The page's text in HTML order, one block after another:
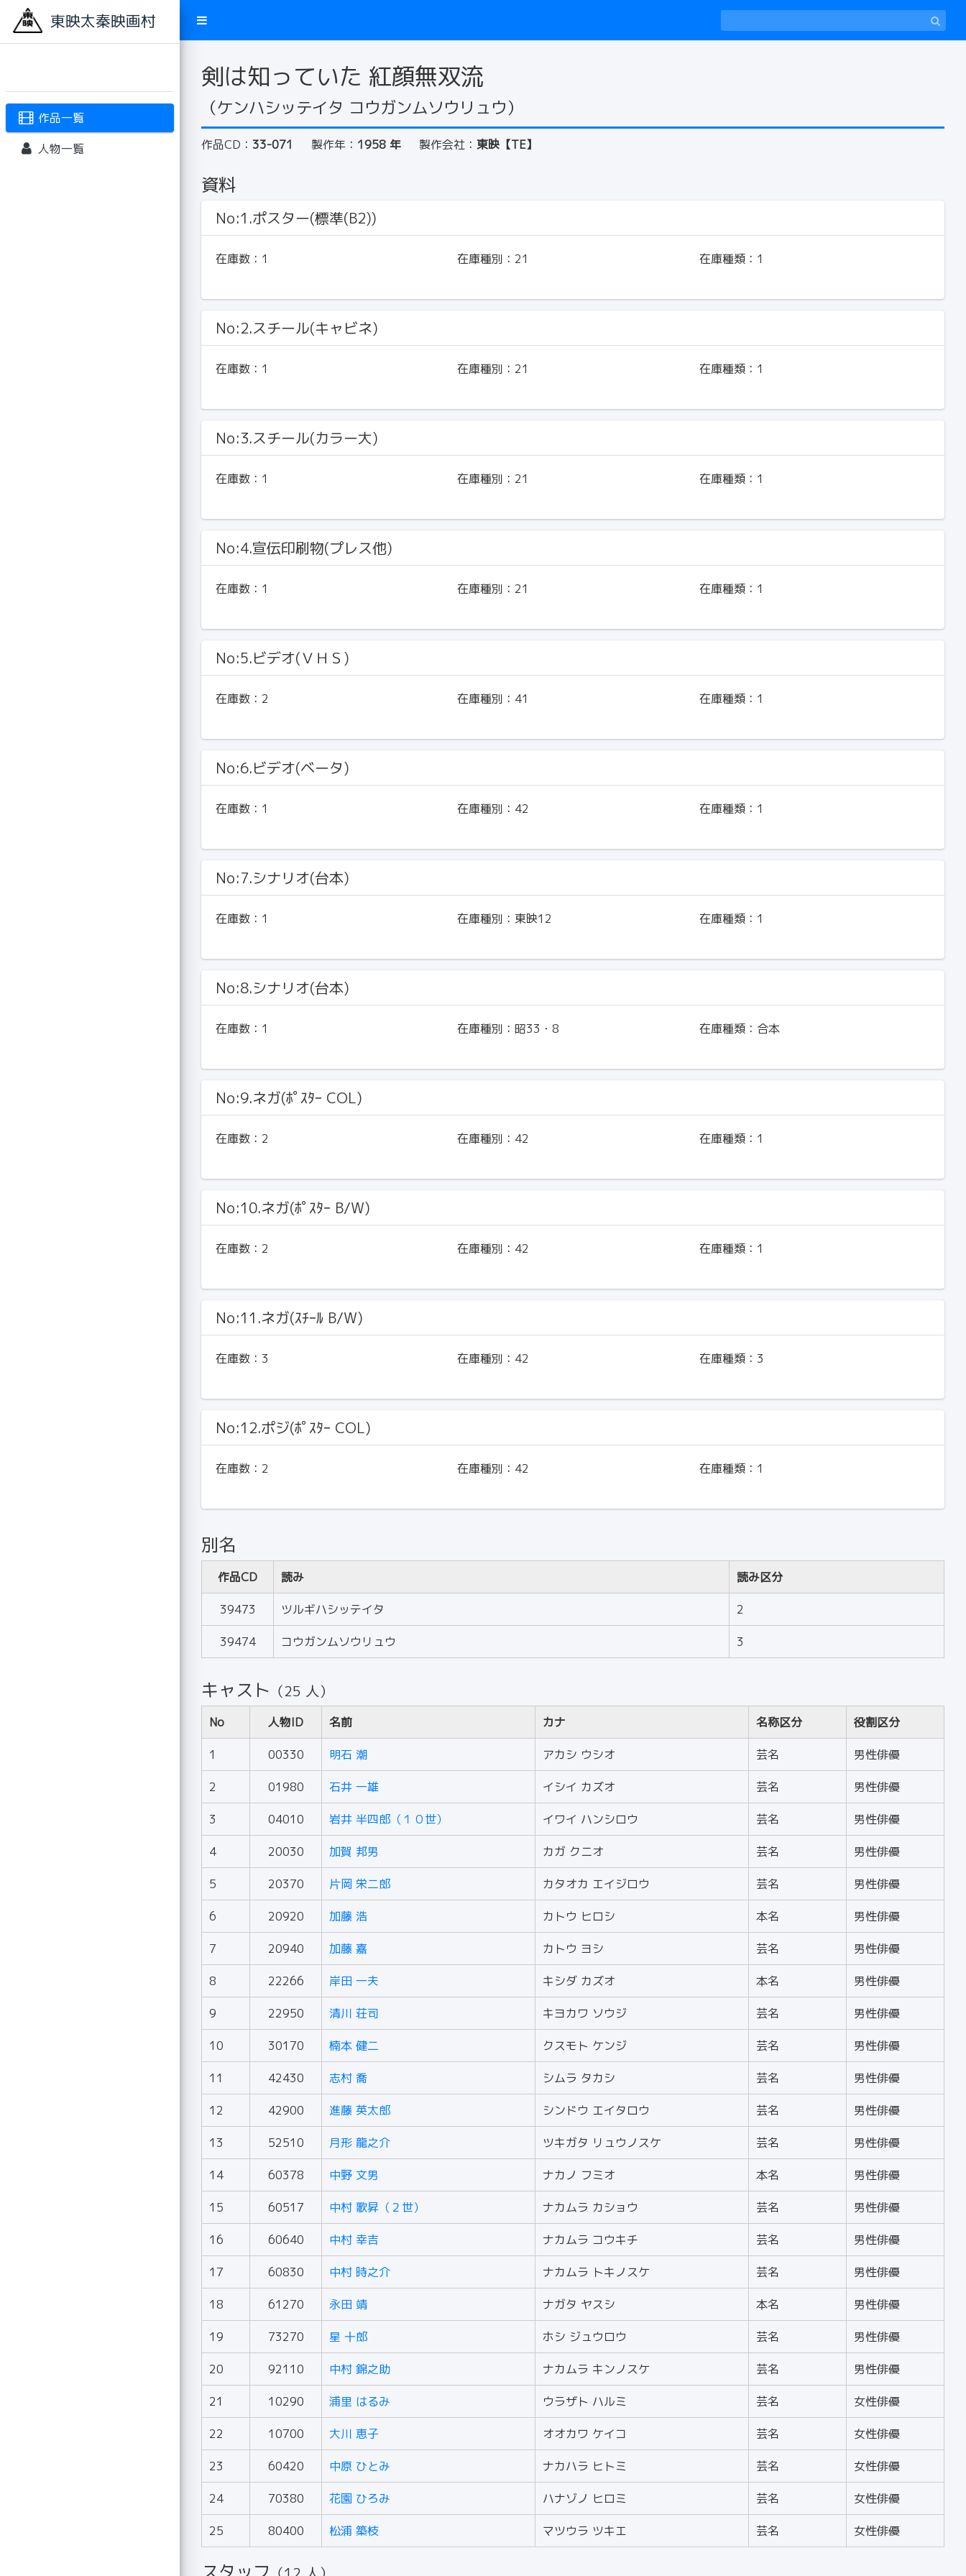
東映太秦映画村
作品一覧
人物一覧
剣は知っていた 紅顔無双流
（ケンハシッテイタ コウガンムソウリュウ）
作品CD： 33-071 製作年： 1958 年 製作会社： 東映【TE】
資料
No:1.ポスター(標準(B2))
在庫数： 1 在庫種別： 21 在庫種類： 1
No:2.スチール(キャビネ)
在庫数： 1 在庫種別： 21 在庫種類： 1
No:3.スチール(カラー大)
在庫数： 1 在庫種別： 21 在庫種類： 1
No:4.宣伝印刷物(プレス他)
在庫数： 1 在庫種別： 21 在庫種類： 1
No:5.ビデオ(ＶＨＳ)
在庫数： 2 在庫種別： 41 在庫種類： 1
No:6.ビデオ(ベータ)
在庫数： 1 在庫種別： 42 在庫種類： 1
No:7.シナリオ(台本)
在庫数： 1 在庫種別：東映12 在庫種類： 1
No:8.シナリオ(台本)
在庫数： 1 在庫種別： 昭33・8 在庫種類： 合本
No:9.ネガ(ﾎﾟｽﾀｰ COL)
在庫数： 2 在庫種別： 42 在庫種類： 1
No:10.ネガ(ﾎﾟｽﾀｰ B/W)
在庫数： 2 在庫種別： 42 在庫種類： 1
No:11.ネガ(ｽﾁｰﾙ B/W)
在庫数： 3 在庫種別： 42 在庫種類： 3
No:12.ポジ(ﾎﾟｽﾀｰ COL)
在庫数： 2 在庫種別： 42 在庫種類： 1
別名
作品CD 読み 読み区分
39473 ツルギハシッテイタ 2
39474 コウガンムソウリュウ 3
キャスト （25 人）
No 人物ID 名前 カナ 名称区分 役割区分
1 00330 明石 潮 アカシ ウシオ 芸名 男性俳優
2 01980 石井 一雄 イシイ カズオ 芸名 男性俳優
3 04010 岩井 半四郎（１０世） イワイ ハンシロウ 芸名 男性俳優
4 20030 加賀 邦男 カガ クニオ 芸名 男性俳優
5 20370 片岡 栄二郎 カタオカ エイジロウ 芸名 男性俳優
6 20920 加藤 浩 カトウ ヒロシ 本名 男性俳優
7 20940 加藤 嘉 カトウ ヨシ 芸名 男性俳優
8 22266 岸田 一夫 キシダ カズオ 本名 男性俳優
9 22950 清川 荘司 キヨカワ ソウジ 芸名 男性俳優
10 30170 楠本 健二 クスモト ケンジ 芸名 男性俳優
11 42430 志村 喬 シムラ タカシ 芸名 男性俳優
12 42900 進藤 英太郎 シンドウ エイタロウ 芸名 男性俳優
13 52510 月形 龍之介 ツキガタ リュウノスケ 芸名 男性俳優
14 60378 中野 文男 ナカノ フミオ 本名 男性俳優
15 60517 中村 歌昇（２世） ナカムラ カショウ 芸名 男性俳優
16 60640 中村 幸吉 ナカムラ コウキチ 芸名 男性俳優
17 60830 中村 時之介 ナカムラ トキノスケ 芸名 男性俳優
18 61270 永田 靖 ナガタ ヤスシ 本名 男性俳優
19 73270 星 十郎 ホシ ジュウロウ 芸名 男性俳優
20 92110 中村 錦之助 ナカムラ キンノスケ 芸名 男性俳優
21 10290 浦里 はるみ ウラザト ハルミ 芸名 女性俳優
22 10700 大川 恵子 オオカワ ケイコ 芸名 女性俳優
23 60420 中原 ひとみ ナカハラ ヒトミ 芸名 女性俳優
24 70380 花園 ひろみ ハナゾノ ヒロミ 芸名 女性俳優
25 80400 松浦 築枝 マツウラ ツキエ 芸名 女性俳優